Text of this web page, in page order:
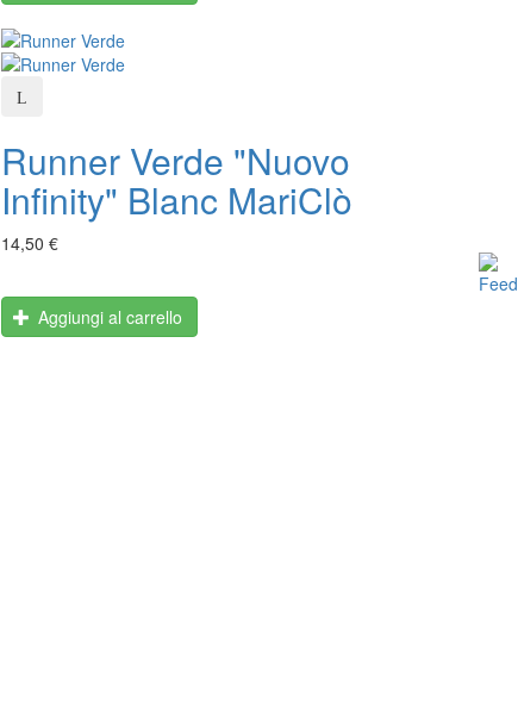
Runner Verde "Nuovo
Infinity" Blanc MariClò
14,50 €
Aggiungi al carrello